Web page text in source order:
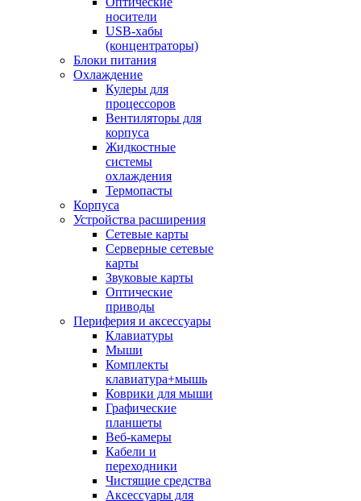
носители
USB-хабы
(концентраторы)
Блоки питания
Охлаждение
Кулеры для
процессоров
Вентиляторы для
корпуса
Жидкостные
системы
охлаждения
Термопасты
Корпуса
Устройства расширения
Сетевые карты
Серверные сетевые
карты
Звуковые карты
Оптические
приводы
Периферия и аксессуары
Клавиатуры
Мыши
Комплекты
клавиатура+мышь
Коврики для мыши
Графические
планшеты
Веб-камеры
Кабели и
переходники
Чистящие средства
Аксессуары для